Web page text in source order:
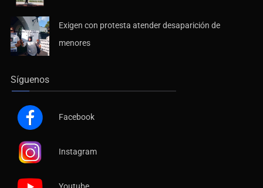
Exigen con protesta atender desaparición de
menores
Síguenos
Facebook
Instagram
Youtube